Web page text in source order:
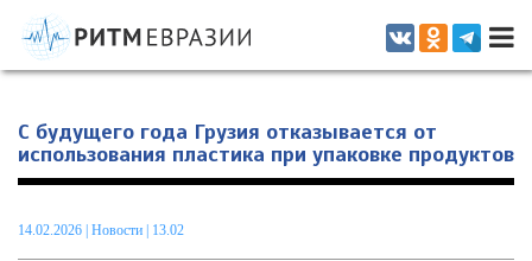
Информационно-аналитическое издание, посвященное актуальным
проблемам интеграции на постсоветском пространстве
С будущего года Грузия отказывается от
использования пластика при упаковке продуктов
14.02.2026 Новости | 13.02